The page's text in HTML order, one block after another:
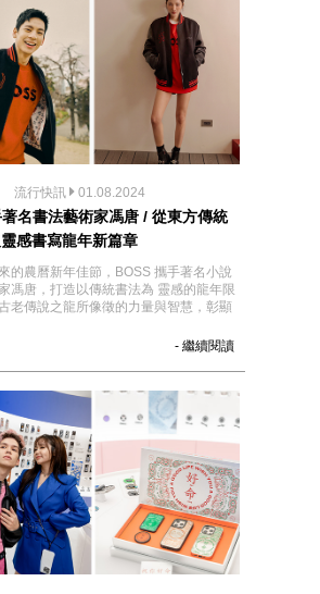
流行快訊 01.08.2024
名書法藝術家馮唐 / 從東方傳統
感書寫龍年新篇章
的農曆新年佳節，BOSS 攜手著名小說
馮唐，打造以傳統書法為 靈感的龍年限
老傳說之龍所像徵的力量與智慧，彰顯
- 繼續閱讀